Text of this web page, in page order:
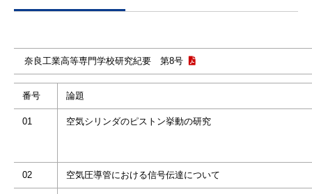
奈良工業高等専門学校研究紀要 第8号
番号 論題
01 空気シリンダのピストン挙動の研究
02 空気圧導管における信号伝達について